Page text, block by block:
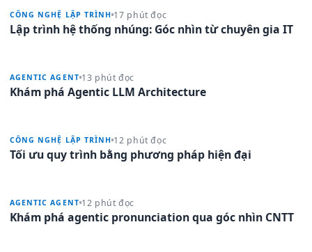
CÔNG NGHỆ LẬP TRÌNH 17 phút đọc
Lập trình hệ thống nhúng: Góc nhìn từ chuyên gia IT
AGENTIC AGENT 13 phút đọc
Khám phá Agentic LLM Architecture
CÔNG NGHỆ LẬP TRÌNH 12 phút đọc
Tối ưu quy trình bằng phương pháp hiện đại
AGENTIC AGENT 12 phút đọc
Khám phá agentic pronunciation qua góc nhìn CNTT